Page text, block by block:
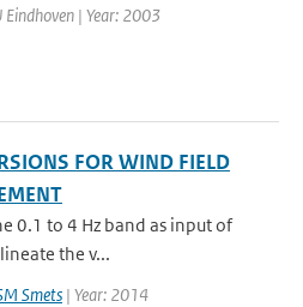
Eindhoven | Year: 2003
FOR WIND FIELD
0.1 to 4 Hz band as input of
the v...
Smets | Year: 2014